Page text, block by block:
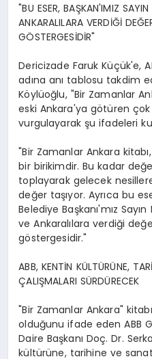
"BU ESER, BAŞKAN'IMIZ
ANKARALILARA VERDİĞİ
GÖSTERGESİDİR"
Dericizade Faruk Küçük'e,
adına anı tablosu takdim
Köylüoğlu, "Bir Zamanlar
eski Ankara'ya götüren
vurgulayarak şu ifadeleri
"Bir Zamanlar Ankara
bir birikimdir. Bu kadar
toplayarak gelecek
değer taşıyor. Ayrıca bu
Belediye Başkanı'mız
ve Ankaralılara verdiği
göstergesidir."
ABB, KENTİN KÜLTÜRÜNE,
ÇALIŞMALARI SÜRDÜRECEK
"Bir Zamanlar Ankara"
olduğunu ifade eden ABB
Daire Başkanı Doç. Dr.
kültürüne, tarihine ve